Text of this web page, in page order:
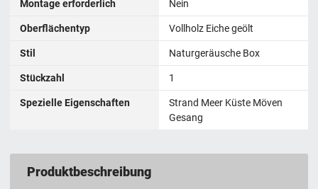
Montage erforderlich Nein
Oberflächentyp Vollholz Eiche geölt
Stil Naturgeräusche Box
Stückzahl 1
Spezielle Eigenschaften
Strand Meer Küste Möven
Gesang
Produktbeschreibung